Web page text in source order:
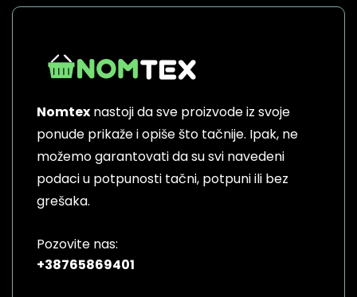
Nomtex nastoji da sve proizvode iz svoje
ponude prikaže i opiše što tačnije. Ipak, ne
možemo garantovati da su svi navedeni
podaci u potpunosti tačni, potpuni ili bez
grešaka.
Pozovite nas:
+38765869401